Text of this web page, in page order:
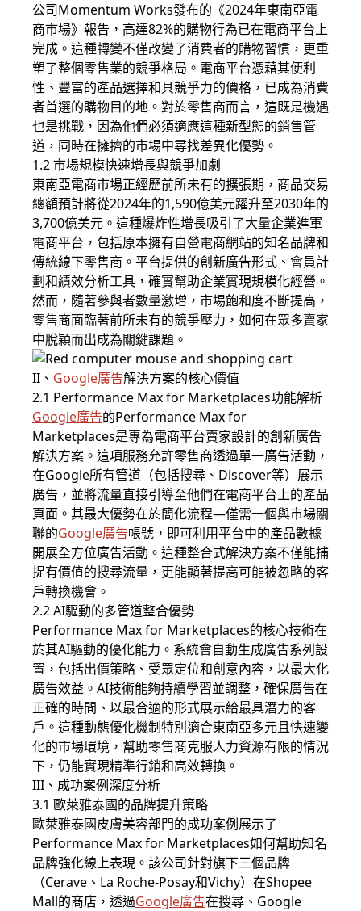
公司Momentum Works發布的《2024年東南亞電
商市場》報告，高達82%的購物行為已在電商平台上
完成。這種轉變不僅改變了消費者的購物習慣，更重
塑了整個零售業的競爭格局。電商平台憑藉其便利
性、豐富的產品選擇和具競爭力的價格，已成為消費
者首選的購物目的地。對於零售商而言，這既是機遇
也是挑戰，因為他們必須適應這種新型態的銷售管
道，同時在擁擠的市場中尋找差異化優勢。
1.2 市場規模快速增長與競爭加劇
東南亞電商市場正經歷前所未有的擴張期，商品交易
總額預計將從2024年的1,590億美元躍升至2030年的
3,700億美元。這種爆炸性增長吸引了大量企業進軍
電商平台，包括原本擁有自營電商網站的知名品牌和
傳統線下零售商。平台提供的創新廣告形式、會員計
劃和績效分析工具，確實幫助企業實現規模化經營。
然而，隨著參與者數量激增，市場飽和度不斷提高，
零售商面臨著前所未有的競爭壓力，如何在眾多賣家
中脫穎而出成為關鍵課題。
II、 Google廣告解決方案的核心價值
2.1 Performance Max for Marketplaces功能解析
Google廣告的Performance Max for
Marketplaces是專為電商平台賣家設計的創新廣告
解決方案。這項服務允許零售商透過單一廣告活動，
在Google所有管道（包括搜尋、Discover等）展示
廣告，並將流量直接引導至他們在電商平台上的產品
頁面。其最大優勢在於簡化流程—僅需一個與市場關
聯的Google廣告帳號，即可利用平台中的產品數據
開展全方位廣告活動。這種整合式解決方案不僅能捕
捉有價值的搜尋流量，更能顯著提高可能被忽略的客
戶轉換機會。
2.2 AI驅動的多管道整合優勢
Performance Max for Marketplaces的核心技術在
於其AI驅動的優化能力。系統會自動生成廣告系列設
置，包括出價策略、受眾定位和創意內容，以最大化
廣告效益。AI技術能夠持續學習並調整，確保廣告在
正確的時間、以最合適的形式展示給最具潛力的客
戶。這種動態優化機制特別適合東南亞多元且快速變
化的市場環境，幫助零售商克服人力資源有限的情況
下，仍能實現精準行銷和高效轉換。
III、成功案例深度分析
3.1 歐萊雅泰國的品牌提升策略
歐萊雅泰國皮膚美容部門的成功案例展示了
Performance Max for Marketplaces如何幫助知名
品牌強化線上表現。該公司針對旗下三個品牌
（Cerave、La Roche-Posay和Vichy）在Shopee
Mall的商店，透過Google廣告在搜尋、Google